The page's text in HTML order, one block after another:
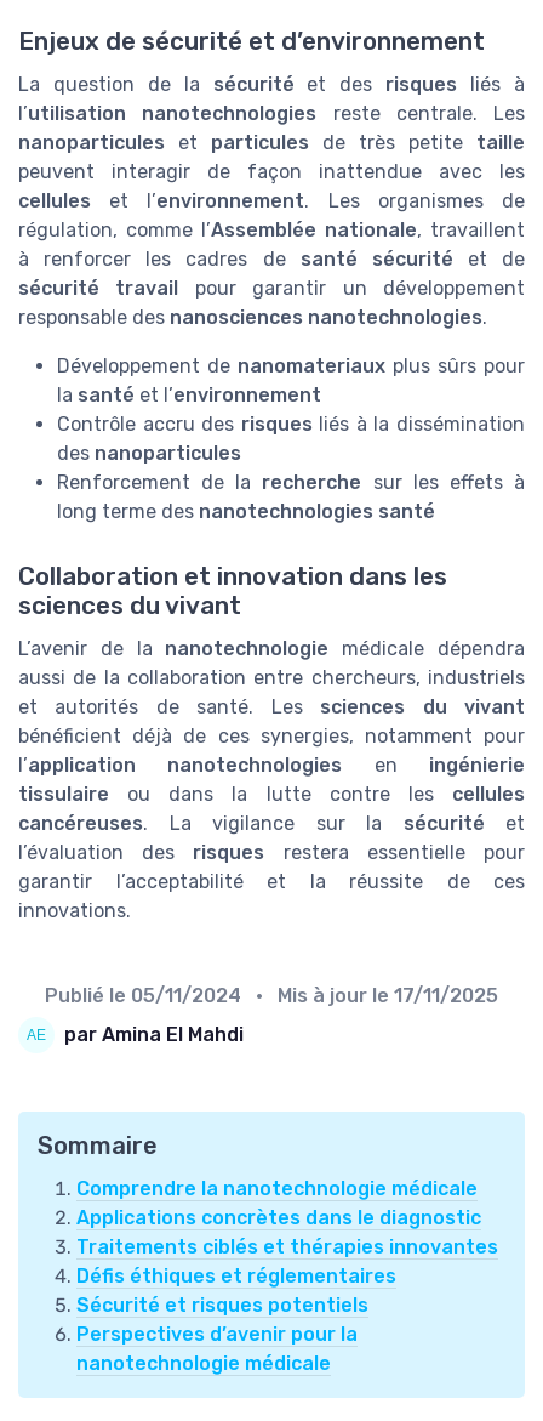
Enjeux de sécurité et d’environnement
La question de la sécurité et des risques liés à
l’utilisation nanotechnologies reste centrale. Les
nanoparticules et particules de très petite taille
peuvent interagir de façon inattendue avec les
cellules et l’environnement. Les organismes de
régulation, comme l’Assemblée nationale, travaillent
à renforcer les cadres de santé sécurité et de
sécurité travail pour garantir un développement
responsable des nanosciences nanotechnologies.
Développement de nanomateriaux plus sûrs pour
la santé et l’environnement
Contrôle accru des risques liés à la dissémination
des nanoparticules
Renforcement de la recherche sur les effets à
long terme des nanotechnologies santé
Collaboration et innovation dans les
sciences du vivant
L’avenir de la nanotechnologie médicale dépendra
aussi de la collaboration entre chercheurs, industriels
et autorités de santé. Les sciences du vivant
bénéficient déjà de ces synergies, notamment pour
l’application nanotechnologies en ingénierie
tissulaire ou dans la lutte contre les cellules
cancéreuses. La vigilance sur la sécurité et
l’évaluation des risques restera essentielle pour
garantir l’acceptabilité et la réussite de ces
innovations.
Publié le 05/11/2024 • Mis à jour le 17/11/2025
par Amina El Mahdi
Sommaire
Comprendre la nanotechnologie médicale
Applications concrètes dans le diagnostic
Traitements ciblés et thérapies innovantes
Défis éthiques et réglementaires
Sécurité et risques potentiels
Perspectives d’avenir pour la
nanotechnologie médicale